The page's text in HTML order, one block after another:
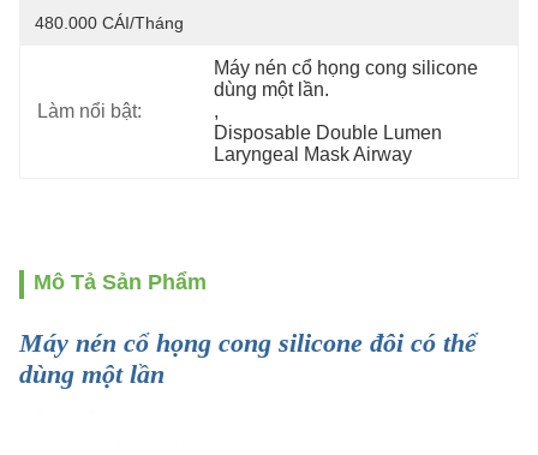
480.000 CÁI/tháng
Làm nổi bật:
Máy nén cổ họng cong silicone
dùng một lần.
,
Disposable Double Lumen
Laryngeal Mask Airway
Mô Tả Sản Phẩm
Máy nén cổ họng cong silicone đôi có thể
dùng một lần